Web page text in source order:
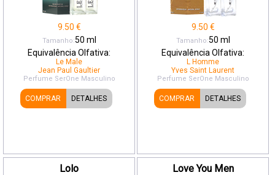
9.50 €
Tamanho:50 ml
Equivalência Olfativa:
Le Male
Jean Paul Gaultier
Perfume SerOne Masculino
COMPRAR DETALHES
9.50 €
Tamanho:50 ml
Equivalência Olfativa:
L Homme
Yves Saint Laurent
Perfume SerOne Masculino
COMPRAR DETALHES
Lolo Love You Men